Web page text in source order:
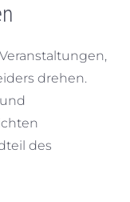
drehen.
des